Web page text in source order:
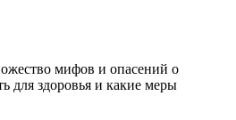
мифов и опасений о
для здоровья и какие меры